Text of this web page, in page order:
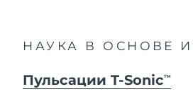
НАУКА В ОСНОВЕ
Пульсации T-SonicTM